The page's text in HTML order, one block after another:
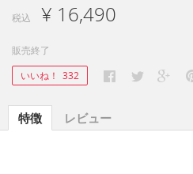
税込 ¥ 16,490
販売終了
いいね！ 332
特徴 レビュー